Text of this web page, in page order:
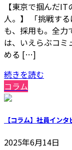
【東京で掴んだ
人。】 「挑戦す
も、採用も。全
は、いえらぶコミ
める […]
続きを読む
コラム
【コラム】社員イン
2025年6月14日